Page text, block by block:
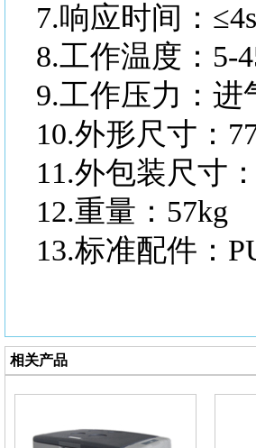
7.响应时间： ≤4s
8.工作温度： 5-
9.工作压力：进
10.外形尺寸：
11.外包装尺寸：
12.重量： 57kg
13.标准配件：
相关产品